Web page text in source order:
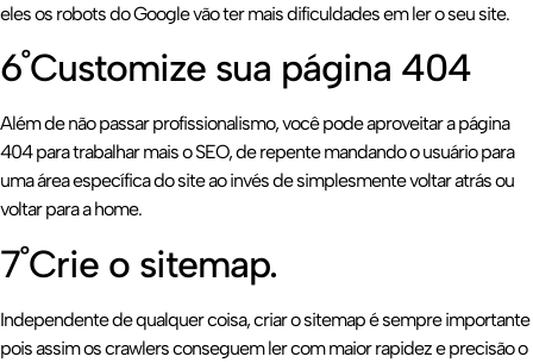
eles os robots do Google vão ter mais dificuldades em ler o seu site.
6˚Customize sua página 404
Além de não passar profissionalismo, você pode aproveitar a página
404 para trabalhar mais o SEO, de repente mandando o usuário para
uma área específica do site ao invés de simplesmente voltar atrás ou
voltar para a home.
7˚Crie o sitemap.
Independente de qualquer coisa, criar o sitemap é sempre importante
pois assim os crawlers conseguem ler com maior rapidez e precisão o